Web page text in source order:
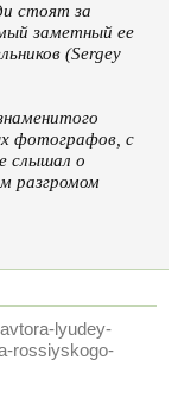
стоят за
заметный ее
(Sergey
фотографов, с
слышал о
разгромом
lyudey-
rossiyskogo-